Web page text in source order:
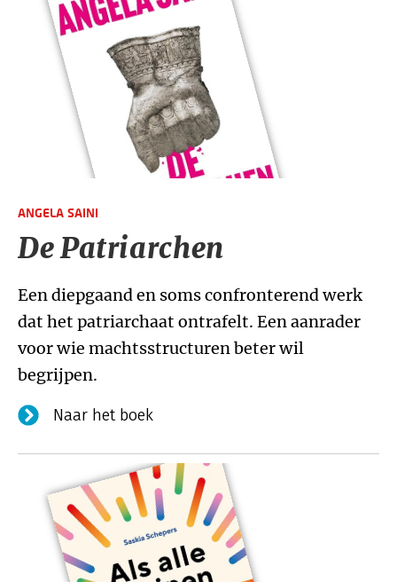
ANGELA SAINI
De Patriarchen
Een diepgaand en soms confronterend werk
dat het patriarchaat ontrafelt. Een aanrader
voor wie machtsstructuren beter wil
begrijpen.
Naar het boek